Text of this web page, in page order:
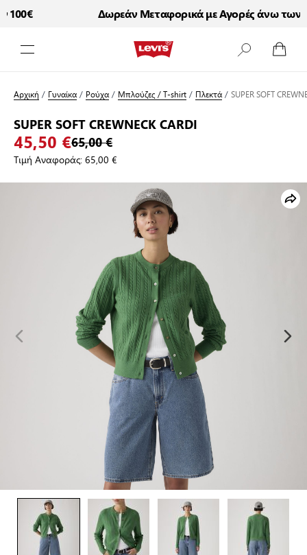
Δωρεάν Μεταφορικά με Αγορές άνω των
Αρχική / Γυναίκα/ Ρούχα/ Μπλούζες / T-shirt/ Πλεκτά/SUPER SOFT
SUPER SOFT CREWNECK CARDI
45,50 €65,00 €
Τιμή Αναφοράς:65,00 €